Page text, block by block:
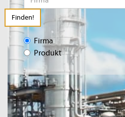
Finden!
Firma
Produkt